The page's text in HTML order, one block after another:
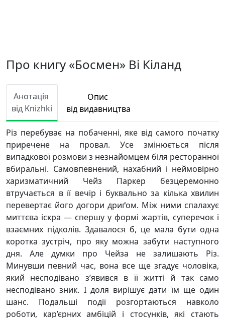
Про книгу «Босмен» Ві Кіланд
Анотація
від Knizhki
Опис
від видавництва
Різ перебуває на побаченні, яке від самого початку
приречене на провал. Усе змінюється після
випадкової розмови з незнайомцем біля ресторанної
вбиральні. Самовпевнений, нахабний і неймовірно
харизматичний Чейз Паркер безцеремонно
втручається в її вечір і буквально за кілька хвилин
перевертає його догори дриґом. Між ними спалахує
миттєва іскра — спершу у формі жартів, суперечок і
взаємних підколів. Здавалося б, це мала бути одна
коротка зустріч, про яку можна забути наступного
дня. Але думки про Чейза не залишають Різ.
Минувши певний час, вона все ще згадує чоловіка,
який несподівано з’явився в її житті й так само
несподівано зник. І доля вирішує дати їм ще один
шанс. Подальші події розгортаються навколо
роботи, кар’єрних амбіцій і стосунків, які стають